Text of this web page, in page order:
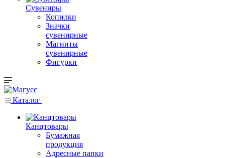
Сувениры
Копилки
Значки
сувенирные
Магниты
сувенирные
Фигурки
Каталог
Канцтовары
Бумажная
продукция
Адресные папки